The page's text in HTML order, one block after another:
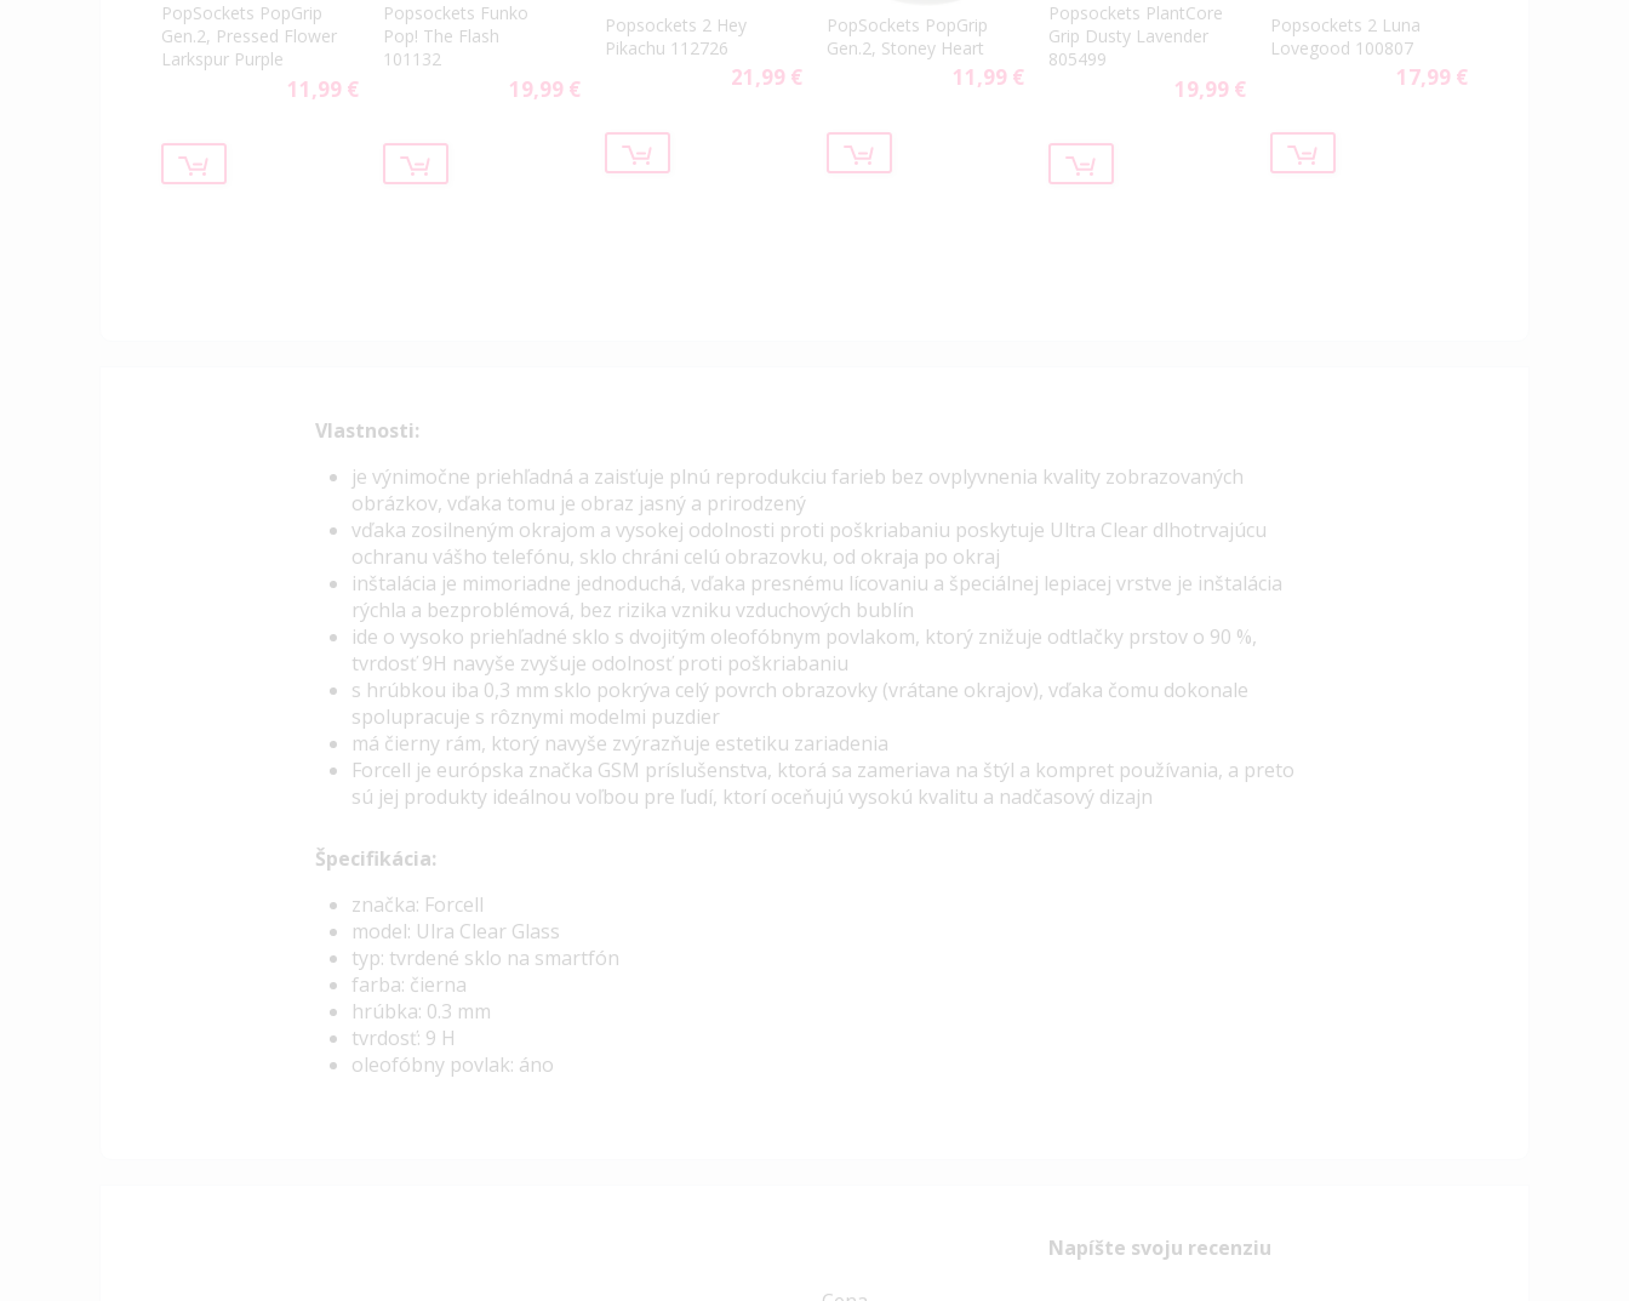
PopSockets PopGrip
Gen.2, Pressed Flower
Larkspur Purple
11,99 €
Popsockets Funko
Pop! The Flash
101132
19,99 €
Popsockets 2 Hey
Pikachu 112726
21,99 €
PopSockets PopGrip
Gen.2, Stoney Heart
11,99 €
Popsockets PlantCore
Grip Dusty Lavender
805499
19,99 €
Popsockets 2 Luna
Lovegood 100807
17,99 €
Vlastnosti:
je výnimočne priehľadná a zaisťuje plnú reprodukciu farieb bez ovplyvnenia kvality zobrazovaných
obrázkov, vďaka tomu je obraz jasný a prirodzený
vďaka zosilneným okrajom a vysokej odolnosti proti poškriabaniu poskytuje Ultra Clear dlhotrvajúcu
ochranu vášho telefónu, sklo chráni celú obrazovku, od okraja po okraj
inštalácia je mimoriadne jednoduchá, vďaka presnému lícovaniu a špeciálnej lepiacej vrstve je inštalácia
rýchla a bezproblémová, bez rizika vzniku vzduchových bublín
ide o vysoko priehľadné sklo s dvojitým oleofóbnym povlakom, ktorý znižuje odtlačky prstov o 90 %,
tvrdosť 9H navyše zvyšuje odolnosť proti poškriabaniu
s hrúbkou iba 0,3 mm sklo pokrýva celý povrch obrazovky (vrátane okrajov), vďaka čomu dokonale
spolupracuje s rôznymi modelmi puzdier
má čierny rám, ktorý navyše zvýrazňuje estetiku zariadenia
Forcell je európska značka GSM príslušenstva, ktorá sa zameriava na štýl a kompret používania, a preto
sú jej produkty ideálnou voľbou pre ľudí, ktorí oceňujú vysokú kvalitu a nadčasový dizajn
Špecifikácia:
značka: Forcell
model: Ulra Clear Glass
typ: tvrdené sklo na smartfón
farba: čierna
hrúbka: 0.3 mm
tvrdosť: 9 H
oleofóbny povlak: áno
Napíšte svoju recenziu